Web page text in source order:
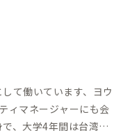
て働いています、 ヨウ
ィマネージャーにも会
で、大学4年間は台湾で